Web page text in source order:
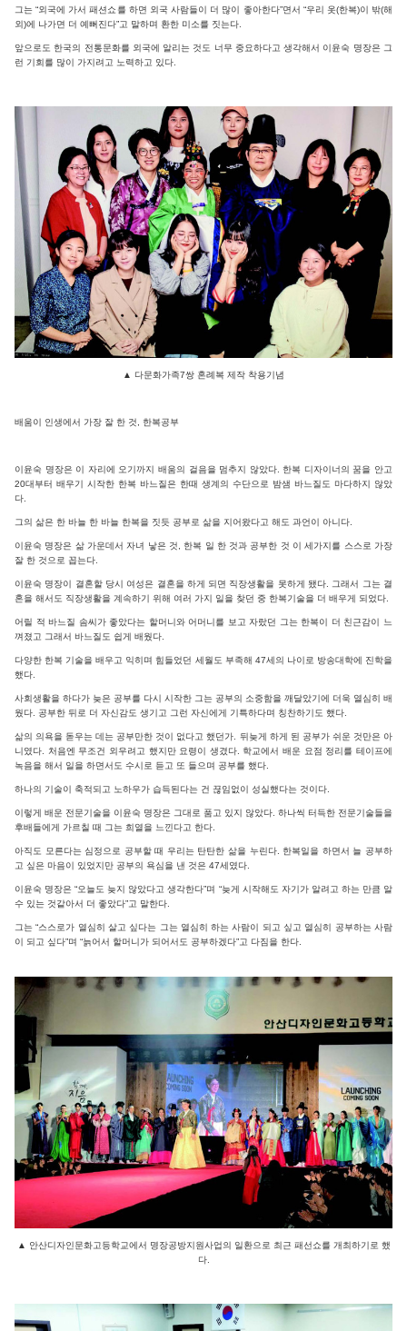
그는 “외국에 가서 패션쇼를 하면 외국 사람들이 더 많이 좋아한다”면서 “우리 옷(한복)이 밖(해
외)에 나가면 더 예뻐진다”고 말하며 환한 미소를 짓는다.
앞으로도 한국의 전통문화를 외국에 알리는 것도 너무 중요하다고 생각해서 이윤숙 명장은 그
런 기회를 많이 가지려고 노력하고 있다.
▲ 다문화가족7쌍 혼례복 제작 착용기념
배움이 인생에서 가장 잘 한 것, 한복공부
이윤숙 명장은 이 자리에 오기까지 배움의 걸음을 멈추지 않았다. 한복 디자이너의 꿈을 안고
20대부터 배우기 시작한 한복 바느질은 한때 생계의 수단으로 밤샘 바느질도 마다하지 않았
다.
그의 삶은 한 바늘 한 바늘 한복을 짓듯 공부로 삶을 지어왔다고 해도 과언이 아니다.
이윤숙 명장은 삶 가운데서 자녀 낳은 것, 한복 일 한 것과 공부한 것 이 세가지를 스스로 가장
잘 한 것으로 꼽는다.
이윤숙 명장이 결혼할 당시 여성은 결혼을 하게 되면 직장생활을 못하게 됐다. 그래서 그는 결
혼을 해서도 직장생활을 계속하기 위해 여러 가지 일을 찾던 중 한복기술을 더 배우게 되었다.
어릴 적 바느질 솜씨가 좋았다는 할머니와 어머니를 보고 자랐던 그는 한복이 더 친근감이 느
껴졌고 그래서 바느질도 쉽게 배웠다.
다양한 한복 기술을 배우고 익히며 힘들었던 세월도 부족해 47세의 나이로 방송대학에 진학을
했다.
사회생활을 하다가 늦은 공부를 다시 시작한 그는 공부의 소중함을 깨달았기에 더욱 열심히 배
웠다. 공부한 뒤로 더 자신감도 생기고 그런 자신에게 기특하다며 칭찬하기도 했다.
삶의 의욕을 돋우는 데는 공부만한 것이 없다고 했던가. 뒤늦게 하게 된 공부가 쉬운 것만은 아
니였다. 처음엔 무조건 외우려고 했지만 요령이 생겼다. 학교에서 배운 요점 정리를 테이프에
녹음을 해서 일을 하면서도 수시로 듣고 또 들으며 공부를 했다.
하나의 기술이 축적되고 노하우가 습득된다는 건 끊임없이 성실했다는 것이다.
이렇게 배운 전문기술을 이윤숙 명장은 그대로 품고 있지 않았다. 하나씩 터득한 전문기술들을
후배들에게 가르칠 때 그는 희열을 느낀다고 한다.
아직도 모른다는 심정으로 공부할 때 우리는 탄탄한 삶을 누린다. 한복일을 하면서 늘 공부하
고 싶은 마음이 있었지만 공부의 욕심을 낸 것은 47세였다.
이윤숙 명장은 “오늘도 늦지 않았다고 생각한다”며 “늦게 시작해도 자기가 알려고 하는 만큼 알
수 있는 것같아서 더 좋았다”고 말한다.
그는 “스스로가 열심히 살고 싶다는 그는 열심히 하는 사람이 되고 싶고 열심히 공부하는 사람
이 되고 싶다”며 “늙어서 할머니가 되어서도 공부하겠다”고 다짐을 한다.
▲ 안산디자인문화고등학교에서 명장공방지원사업의 일환으로 최근 패선쇼를 개최하기로 했
다.